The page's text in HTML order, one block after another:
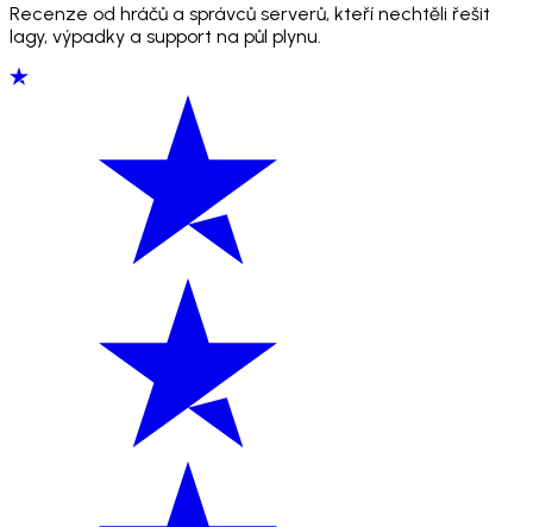
Recenze od hráčů a správců serverů, kteří nechtěli řešit
lagy, výpadky a support na půl plynu.